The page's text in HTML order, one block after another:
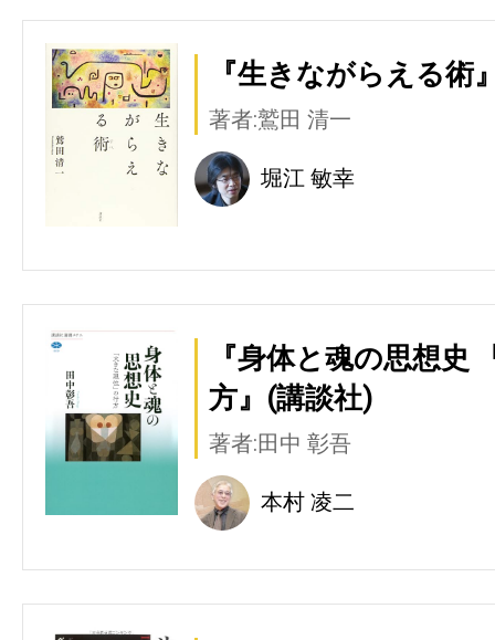
『生きながらえる術
著者:鷲田 清一
堀江 敏幸
『身体と魂の思想史
方』(講談社)
著者:田中 彰吾
本村 凌二